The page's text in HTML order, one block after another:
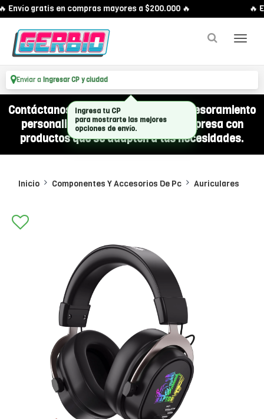
Envío gratis en compras mayores a $200.000 🔥 🔥
Enviar a Ingresar CP y ciudad
Contáctanos por WhatsApp y recibí asesoramiento
personalizado para equipar a tu empresa con
productos que se adapten a tus necesidades.
Inicio Componentes Y Accesorios De Pc Auriculares
Ingresa tu CP
para mostrarte las mejores
opciones de envío.